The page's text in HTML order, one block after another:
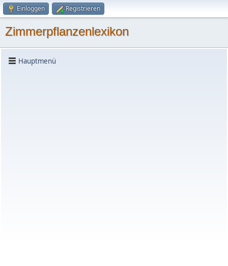
Einloggen Registrieren
Zimmerpflanzenlexikon
Hauptmenü